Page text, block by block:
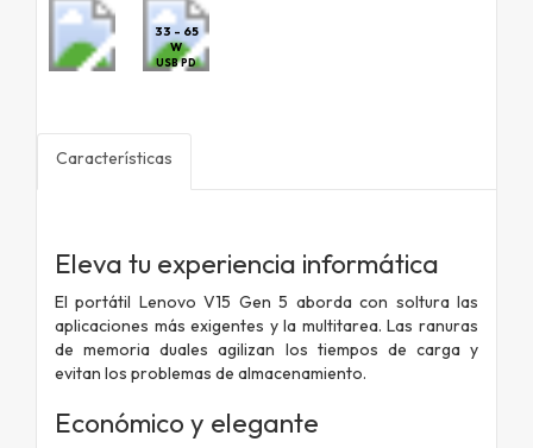
33 - 65
W
USB PD
Características
Eleva tu experiencia informática
El portátil Lenovo V15 Gen 5 aborda con soltura las
aplicaciones más exigentes y la multitarea. Las ranuras
de memoria duales agilizan los tiempos de carga y
evitan los problemas de almacenamiento.
Económico y elegante